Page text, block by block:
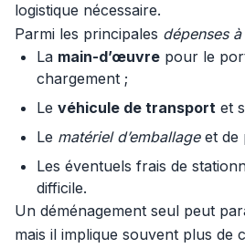
logistique nécessaire.
Parmi les principales dépenses
La main-d’œuvre pour le
chargement ;
Le véhicule de transport et
Le matériel d’emballageet de
Les éventuels frais de
difficile.
Un déménagement seul peut
mais il implique souvent plus de